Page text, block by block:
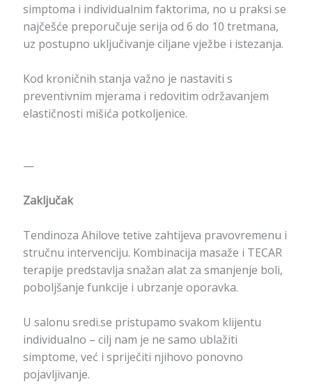
simptoma i individualnim faktorima, no u praksi se
najčešće preporučuje serija od 6 do 10 tretmana,
uz postupno uključivanje ciljane vježbe i istezanja.
Kod kroničnih stanja važno je nastaviti s
preventivnim mjerama i redovitim održavanjem
elastičnosti mišića potkoljenice.
—
Zaključak
Tendinoza Ahilove tetive zahtijeva pravovremenu i
stručnu intervenciju. Kombinacija masaže i TECAR
terapije predstavlja snažan alat za smanjenje boli,
poboljšanje funkcije i ubrzanje oporavka.
U salonu sredi.se pristupamo svakom klijentu
individualno – cilj nam je ne samo ublažiti
simptome, već i spriječiti njihovo ponovno
pojavljivanje.